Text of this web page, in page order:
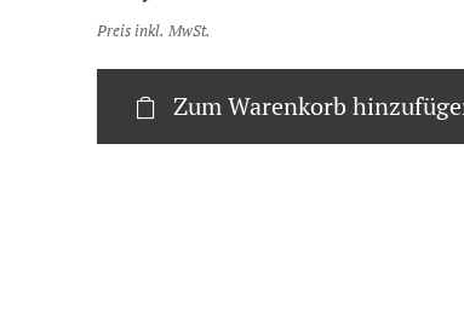
Preis inkl. MwSt.
Zum Warenkorb